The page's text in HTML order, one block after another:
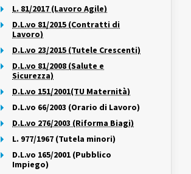
L. 81/2017 (Lavoro Agile)
D.L.vo 81/2015 (Contratti di
Lavoro)
D.L.vo 23/2015 (Tutele Crescenti)
D.L.vo 81/2008 (Salute e
Sicurezza)
D.L.vo 151/2001(TU Maternità)
D.L.vo 66/2003 (Orario di Lavoro)
D.L.vo 276/2003 (Riforma Biagi)
L. 977/1967 (Tutela minori)
D.L.vo 165/2001 (Pubblico
Impiego)